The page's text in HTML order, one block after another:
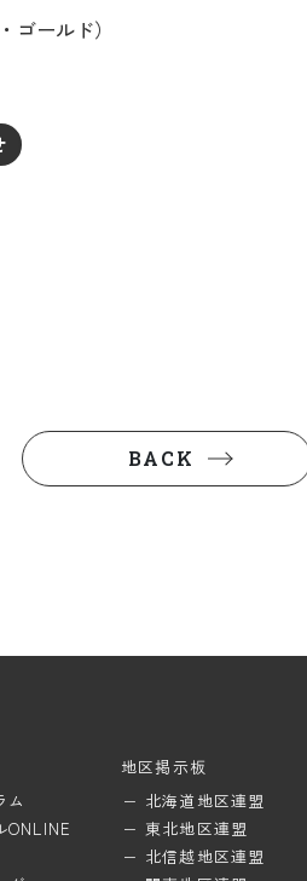
ルド）
BACK
ム
ONLINE
地区掲示板
北海道地区連盟
東北地区連盟
北信越地区連盟